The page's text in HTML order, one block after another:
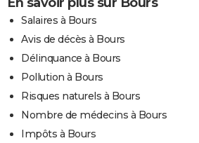
Salaires à Bours
Avis de décès à Bours
Délinquance à Bours
Pollution à Bours
Risques naturels à Bours
Nombre de médecins à Bours
Impôts à Bours